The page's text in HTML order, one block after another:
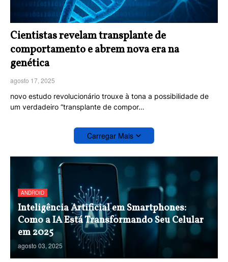
Cientistas revelam transplante de
comportamento e abrem nova era na
genética
agosto 17, 2025
novo estudo revolucionário trouxe à tona a possibilidade de
um verdadeiro “transplante de compor…
Carregar Mais
ANDROID
Inteligência Artificial em Smartphones:
Como a IA Está Transformando Seu Celular
em 2025
agosto 03, 2025